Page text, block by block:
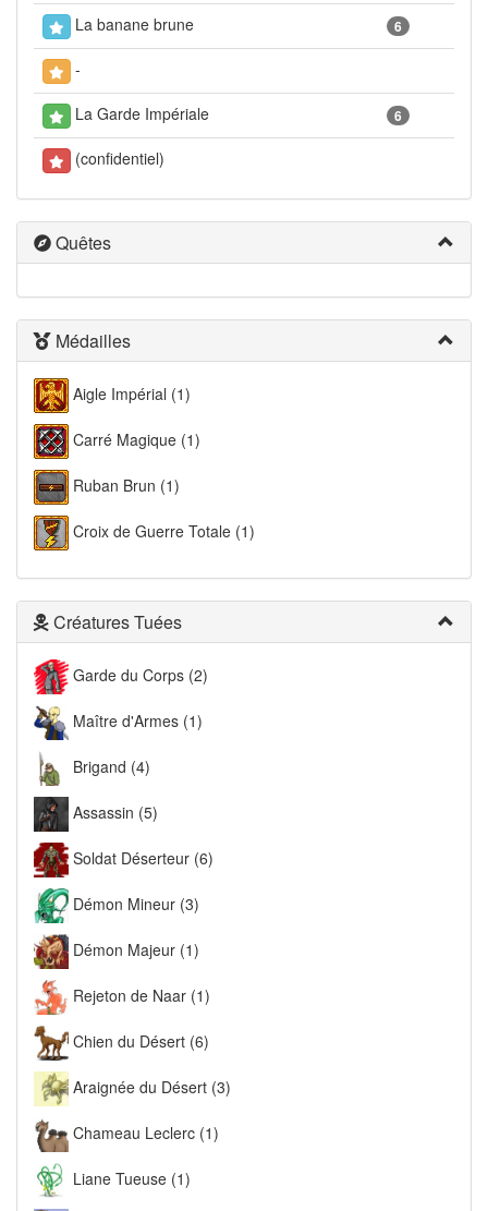
La banane brune 6
-
La Garde Impériale 6
(confidentiel)
Quêtes
Médailles
Aigle Impérial (1)
Carré Magique (1)
Ruban Brun (1)
Croix de Guerre Totale (1)
Créatures Tuées
Garde du Corps (2)
Maître d'Armes (1)
Brigand (4)
Assassin (5)
Soldat Déserteur (6)
Démon Mineur (3)
Démon Majeur (1)
Rejeton de Naar (1)
Chien du Désert (6)
Araignée du Désert (3)
Chameau Leclerc (1)
Liane Tueuse (1)